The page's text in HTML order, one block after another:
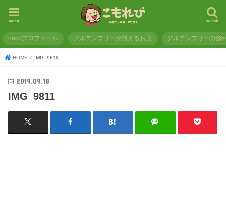
search
menu
nacoプロフィール グルテンフリーが買えるお店 グルテンフリーの食
HOME IMG_9811
2019.09.18
IMG_9811